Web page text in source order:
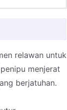
relawan untuk
menjerat
berjatuhan.